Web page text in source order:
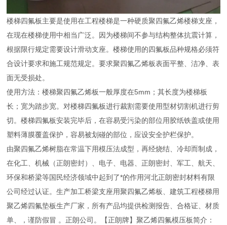
楼梯四氟板主要是使用在工程楼梯是一种硬质聚四氟乙烯楼梯支座，
在现在楼梯使用中相当广泛。因为楼梯间不参与结构整体抗震计算，
根据限行规定需要设计滑动支座。楼梯使用的四氟板品种规格必须符
合设计要求和施工规范规定。要求聚四氟乙烯板表面平整、洁净、表
面无受损处。
使用方法：楼梯聚四氟乙烯板一般厚度在5mm；其长度为楼梯板
长；宽为踏步宽。对楼梯四氟板进行裁割需要使用型材切割机进行剪
切。楼梯四氟板安装完毕后，在容易受污染的部位用胶纸铁盖或使用
塑料薄膜覆盖保护，容易被划碰的部位，应设安全护栏保护。
由聚四氟乙烯树脂在常温下用模压法成型，再经烧结、冷却而制成，
在化工、机械（正朗密封）、电子、电器、正朗密封、军工、航天、
环保和桥梁等国民经济领域中起到了*的作用河北正朗密封材料有限
公司经过认证。生产加工桥梁支座用聚四氟乙烯板、建筑工程楼梯用
聚乙烯四氟垫板生产厂家，所有产品均提供检测报告、合格证、材质
单、，谨防假冒 。正朗公司。【正朗牌】聚乙烯四氟模压板简介：